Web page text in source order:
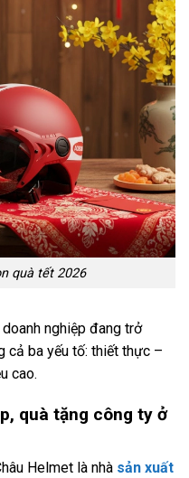
quà tết 2026
nghiệp đang trở
cả ba yếu tố: thiết thực –
cao.
quà tặng công ty ở
Helmet là nhà sản xuất